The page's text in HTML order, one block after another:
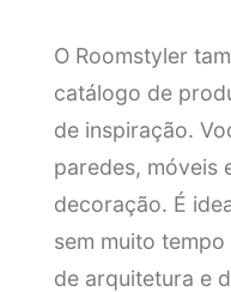
O Roomstyler
catálogo de
de inspiração.
paredes, móveis
decoração. É
sem muito
de arquitetura e